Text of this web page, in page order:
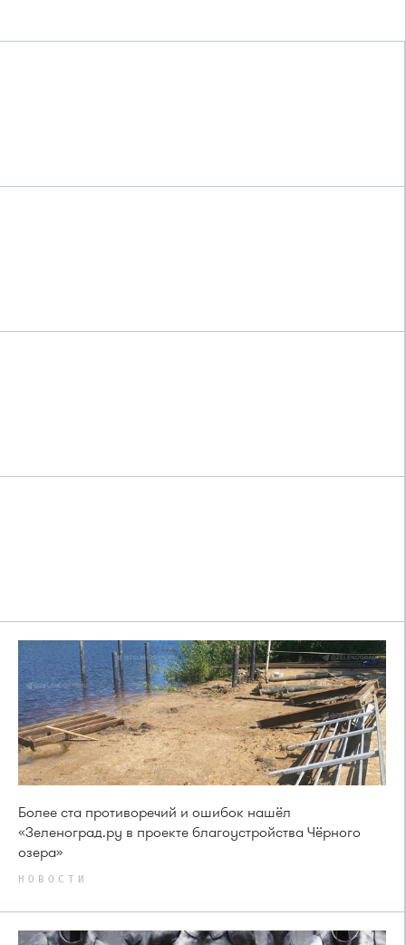
Более ста противоречий и ошибок нашёл
«Зеленоград.ру в проекте благоустройства Чёрного
озера»
НОВОСТИ